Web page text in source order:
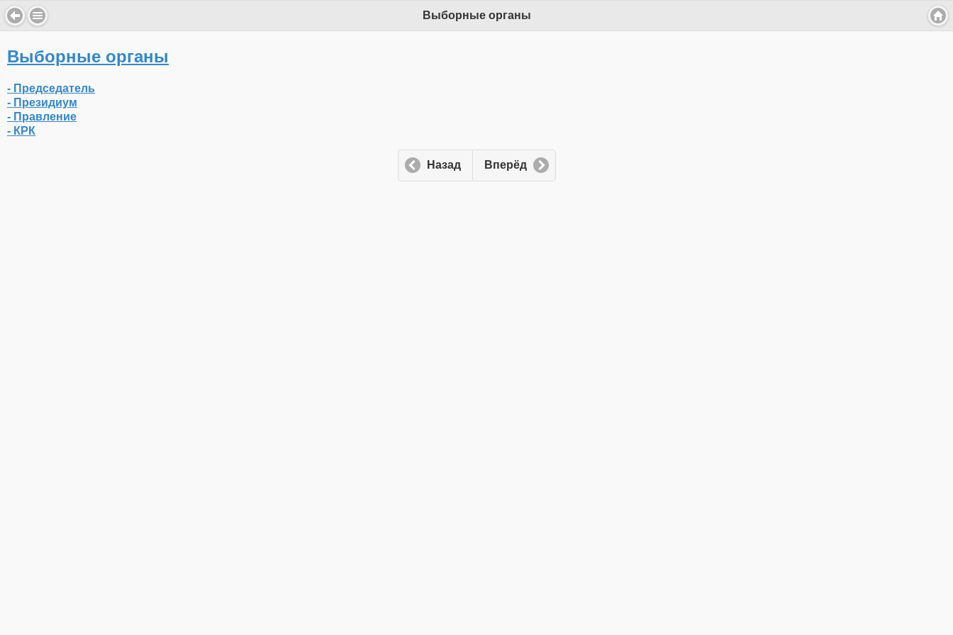
Выборные органы
Выборные органы
- Председатель
- Президиум
- Правление
- КРК
Назад Вперёд